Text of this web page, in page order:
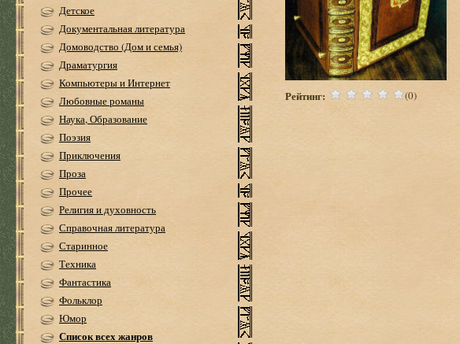
Детское
Документальная литература
Домоводство (Дом и семья)
Драматургия
Компьютеры и Интернет
Любовные романы
Наука, Образование
Поэзия
Приключения
Проза
Прочее
Религия и духовность
Справочная литература
Старинное
Техника
Фантастика
Фольклор
Юмор
Список всех жанров
Рейтинг: (0)